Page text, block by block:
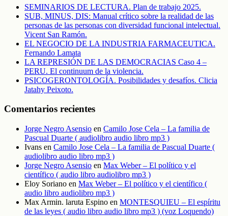
SEMINARIOS DE LECTURA. Plan de trabajo 2025.
SUB, MINUS, DIS: Manual crítico sobre la realidad de las
personas de las personas con diversidad funcional intelectual.
Vicent San Ramón.
EL NEGOCIO DE LA INDUSTRIA FARMACEUTICA.
Fernando Lamata
LA REPRESIÓN DE LAS DEMOCRACIAS Caso 4 –
PERU. El continuum de la violencia.
PSICOGERONTOLOGÍA. Posibilidades y desafíos. Clicia
Jatahy Peixoto.
Comentarios recientes
Jorge Negro Asensio en Camilo Jose Cela – La familia de
Pascual Duarte ( audiolibro audio libro mp3 )
Ivans en Camilo Jose Cela – La familia de Pascual Duarte (
audiolibro audio libro mp3 )
Jorge Negro Asensio en Max Weber – El político y el
científico ( audio libro audiolibro mp3 )
Eloy Soriano en Max Weber – El político y el científico (
audio libro audiolibro mp3 )
Max Armin. laruta Espino en MONTESQUIEU – El espíritu
de las leyes ( audio libro audio libro mp3 ) (voz Loquendo)